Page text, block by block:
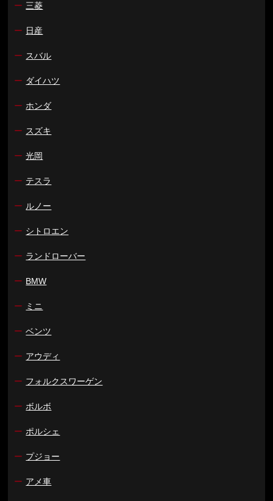
ー 三菱
ー 日産
ー スバル
ー ダイハツ
ー ホンダ
ー スズキ
ー 光岡
ー テスラ
ー ルノー
ー シトロエン
ー ランドローバー
ー BMW
ー ミニ
ー ベンツ
ー アウディ
ー フォルクスワーゲン
ー ボルボ
ー ポルシェ
ー プジョー
ー アメ車